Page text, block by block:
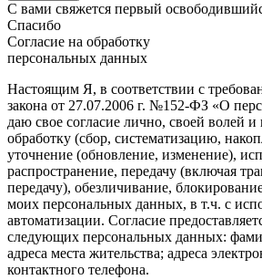
С вами свяжется первый
Спасибо
Согласие на обработку
персональных данных
Настоящим Я, в соответствии с
закона от 27.07.2006 г. №152-ФЗ «О
даю свое согласие лично, своей волей и
обработку (сбор, систематизацию,
уточнение (обновление, изменение),
распространение, передачу (включая
передачу), обезличивание,
моих персональных данных, в т.ч. с
автоматизации. Согласие
следующих персональных данных:
адреса места жительства; адреса
контактного телефона.